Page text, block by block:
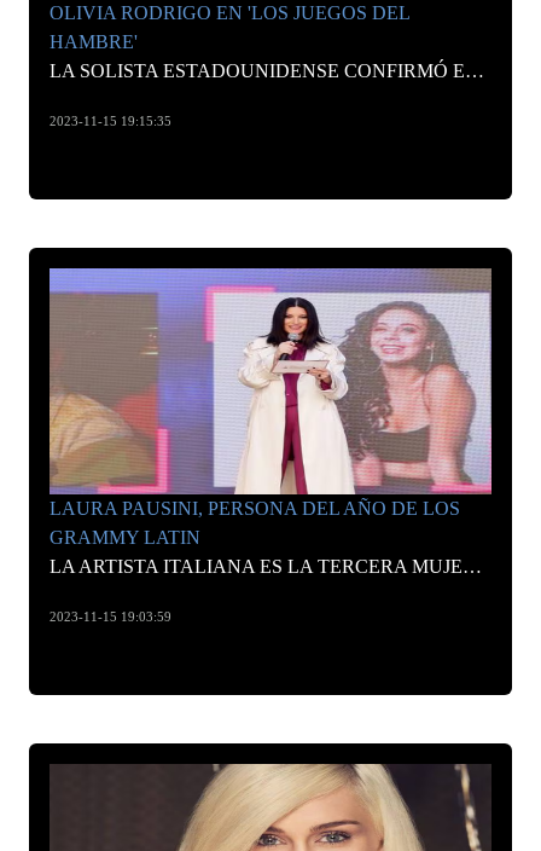
OLIVIA RODRIGO EN 'LOS JUEGOS DEL
HAMBRE'
LA SOLISTA ESTADOUNIDENSE CONFIRMÓ EN LA PREMIÉRE QUE FUE UN HONOR CREAR UNA CANCIÓN PARA UNA SAGA DE LA QUE ES ADMIRADORA
2023-11-15 19:15:35
LAURA PAUSINI, PERSONA DEL AÑO DE LOS
GRAMMY LATIN
LA ARTISTA ITALIANA ES LA TERCERA MUJER RECONOCIDA POR LA ACADEMIA LATINA DE LA GRABACIÓN COMO PERSONA DEL AÑO TRAS GLORIA ESTEFAN Y SHAKIRA
2023-11-15 19:03:59